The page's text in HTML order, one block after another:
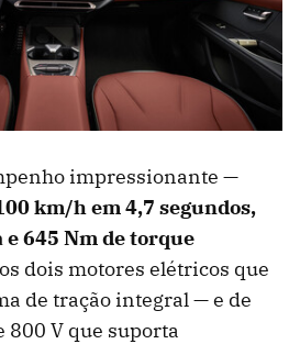
impressionante —
km/h em 4,7 segundos,
645 Nm de torque
dois motores elétricos que
de tração integral — e de
V que suporta